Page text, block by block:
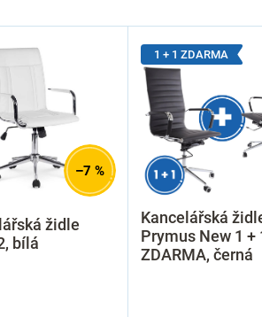
–7 %
židle
bílá
1 + 1 ZDARMA
Kancelářská
Prymus New 1 +
ZDARMA, černá